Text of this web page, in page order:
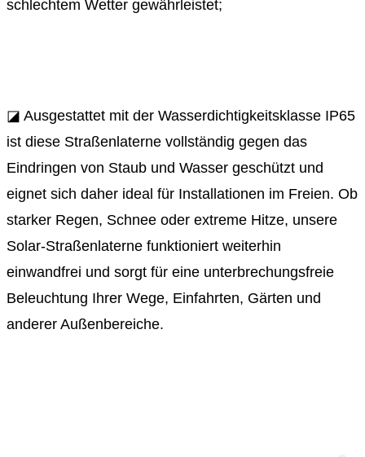
schlechtem Wetter gewährleistet;
◪ Ausgestattet mit der Wasserdichtigkeitsklasse IP65
ist diese Straßenlaterne vollständig gegen das
Eindringen von Staub und Wasser geschützt und
eignet sich daher ideal für Installationen im Freien. Ob
starker Regen, Schnee oder extreme Hitze, unsere
Solar-Straßenlaterne funktioniert weiterhin
einwandfrei und sorgt für eine unterbrechungsfreie
Beleuchtung Ihrer Wege, Einfahrten, Gärten und
anderer Außenbereiche.